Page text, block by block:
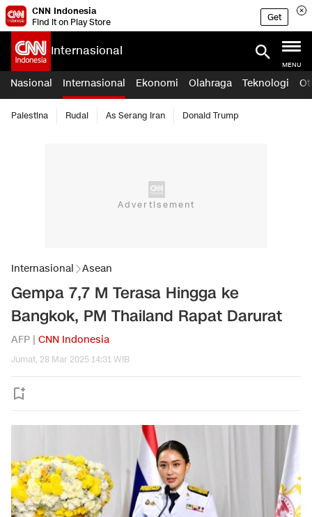
CNN Indonesia
Find it on Play Store
Get
Internasional
MENU
Nasional Internasional Ekonomi Olahraga Teknologi
Palestina Rudal As Serang Iran Donald Trump
Internasional Asean
Gempa 7,7 M Terasa Hingga ke
Bangkok, PM Thailand Rapat Darurat
AFP | CNN Indonesia
Jumat, 28 Mar 2025 14:31 WIB